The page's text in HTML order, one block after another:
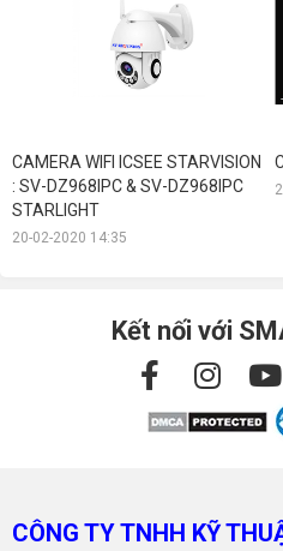
CAMERA WIFI ICSEE STARVISION
: SV-DZ968IPC & SV-DZ968IPC
STARLIGHT
20-02-2020 14:35
Kết nối với
CÔNG TY TNHH KỸ